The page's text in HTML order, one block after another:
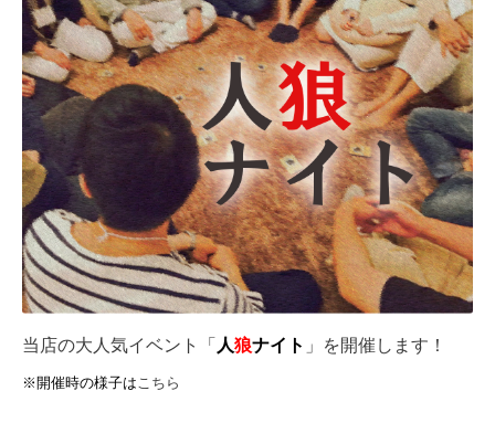
当店の大人気イベント「 人狼ナイト 」を開催します！
※開催時の様子はこちら